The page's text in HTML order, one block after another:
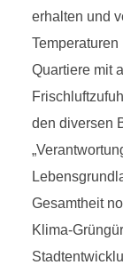
erhalten und
Quartiere mit
den diversen
Gesamtheit
Klima-